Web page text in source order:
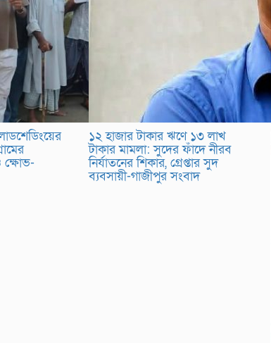
ক্ষোভ-
১২ হাজার টাকার ঋণে ১৩ লাখ
টাকার মামলা: সুদের ফাঁদে নীরব
নির্যাতনের শিকার, গ্রেপ্তার সুদ
ব্যবসায়ী-গাজীপুর সংবাদ